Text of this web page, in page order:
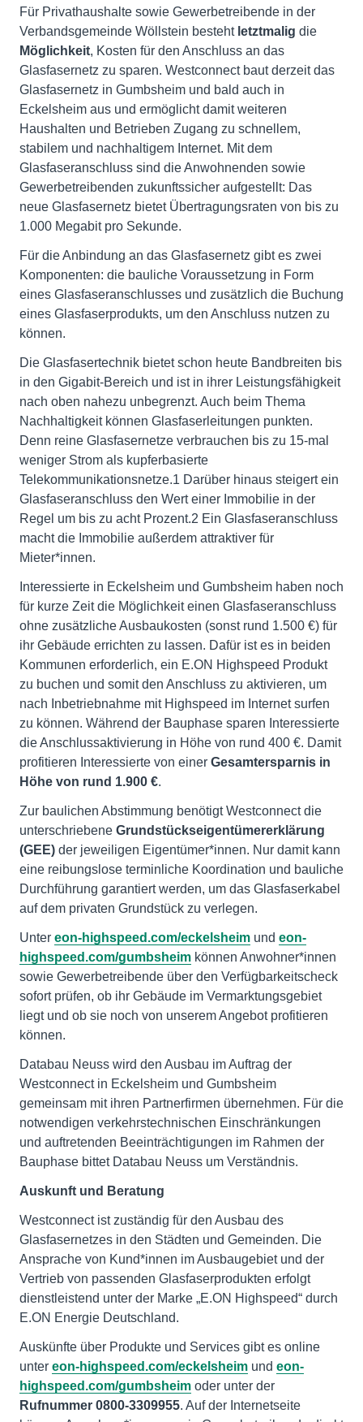
Für Privathaushalte sowie Gewerbetreibende in der
Verbandsgemeinde Wöllstein besteht letztmalig die
Möglichkeit, Kosten für den Anschluss an das
Glasfasernetz zu sparen. Westconnect baut derzeit das
Glasfasernetz in Gumbsheim und bald auch in
Eckelsheim aus und ermöglicht damit weiteren
Haushalten und Betrieben Zugang zu schnellem,
stabilem und nachhaltigem Internet. Mit dem
Glasfaseranschluss sind die Anwohnenden sowie
Gewerbetreibenden zukunftssicher aufgestellt: Das
neue Glasfasernetz bietet Übertragungsraten von bis zu
1.000 Megabit pro Sekunde.
Für die Anbindung an das Glasfasernetz gibt es zwei
Komponenten: die bauliche Voraussetzung in Form
eines Glasfaseranschlusses und zusätzlich die Buchung
eines Glasfaserprodukts, um den Anschluss nutzen zu
können.
Die Glasfasertechnik bietet schon heute Bandbreiten bis
in den Gigabit-Bereich und ist in ihrer Leistungsfähigkeit
nach oben nahezu unbegrenzt. Auch beim Thema
Nachhaltigkeit können Glasfaserleitungen punkten.
Denn reine Glasfasernetze verbrauchen bis zu 15-mal
weniger Strom als kupferbasierte
Telekommunikationsnetze.1 Darüber hinaus steigert ein
Glasfaseranschluss den Wert einer Immobilie in der
Regel um bis zu acht Prozent.2 Ein Glasfaseranschluss
macht die Immobilie außerdem attraktiver für
Mieter*innen.
Interessierte in Eckelsheim und Gumbsheim haben noch
für kurze Zeit die Möglichkeit einen Glasfaseranschluss
ohne zusätzliche Ausbaukosten (sonst rund 1.500 €) für
ihr Gebäude errichten zu lassen. Dafür ist es in beiden
Kommunen erforderlich, ein E.ON Highspeed Produkt
zu buchen und somit den Anschluss zu aktivieren, um
nach Inbetriebnahme mit Highspeed im Internet surfen
zu können. Während der Bauphase sparen Interessierte
die Anschlussaktivierung in Höhe von rund 400 €. Damit
profitieren Interessierte von einer Gesamtersparnis in
Höhe von rund 1.900 €.
Zur baulichen Abstimmung benötigt Westconnect die
unterschriebene Grundstückseigentümererklärung
(GEE) der jeweiligen Eigentümer*innen. Nur damit kann
eine reibungslose terminliche Koordination und bauliche
Durchführung garantiert werden, um das Glasfaserkabel
auf dem privaten Grundstück zu verlegen.
Unter eon-highspeed.com/eckelsheim und eon-
highspeed.com/gumbsheim können Anwohner*innen
sowie Gewerbetreibende über den Verfügbarkeitscheck
sofort prüfen, ob ihr Gebäude im Vermarktungsgebiet
liegt und ob sie noch von unserem Angebot profitieren
können.
Databau Neuss wird den Ausbau im Auftrag der
Westconnect in Eckelsheim und Gumbsheim
gemeinsam mit ihren Partnerfirmen übernehmen. Für die
notwendigen verkehrstechnischen Einschränkungen
und auftretenden Beeinträchtigungen im Rahmen der
Bauphase bittet Databau Neuss um Verständnis.
Auskunft und Beratung
Westconnect ist zuständig für den Ausbau des
Glasfasernetzes in den Städten und Gemeinden. Die
Ansprache von Kund*innen im Ausbaugebiet und der
Vertrieb von passenden Glasfaserprodukten erfolgt
dienstleistend unter der Marke „E.ON Highspeed“ durch
E.ON Energie Deutschland.
Auskünfte über Produkte und Services gibt es online
unter eon-highspeed.com/eckelsheim und eon-
highspeed.com/gumbsheim oder unter der
Rufnummer 0800-3309955. Auf der Internetseite